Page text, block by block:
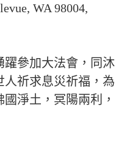
WA 98004,
躍參加大法會，同沐
祈求息災祈福，為
淨土，冥陽兩利，